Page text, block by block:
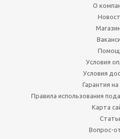
О
Условия
Условия
Гарантия
Правила использования
Карта
Вопрос-